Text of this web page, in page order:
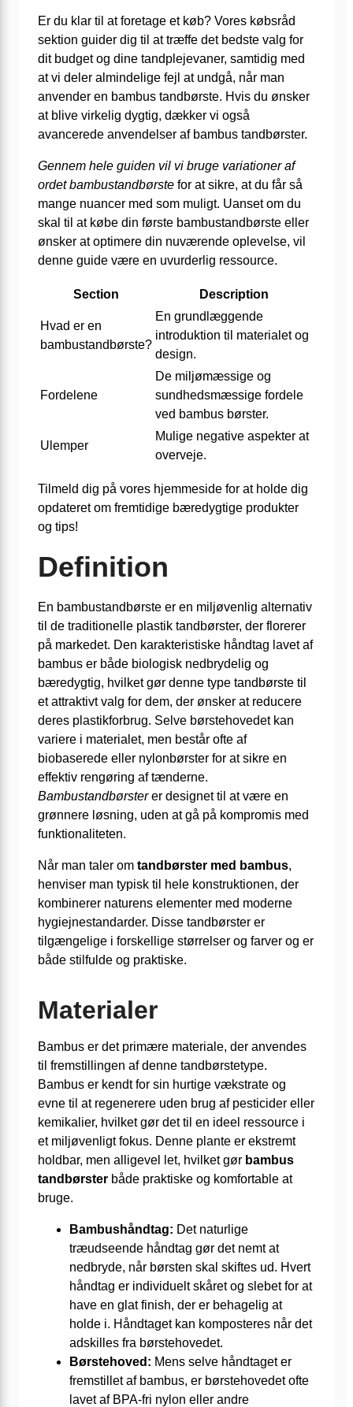
Er du klar til at foretage et køb? Vores købsråd
sektion guider dig til at træffe det bedste valg for
dit budget og dine tandplejevaner, samtidig med
at vi deler almindelige fejl at undgå, når man
anvender en bambus tandbørste. Hvis du ønsker
at blive virkelig dygtig, dækker vi også
avancerede anvendelser af bambus tandbørster.
Gennem hele guiden vil vi bruge variationer af
ordet bambustandbørste for at sikre, at du får så
mange nuancer med som muligt. Uanset om du
skal til at købe din første bambustandbørste eller
ønsker at optimere din nuværende oplevelse, vil
denne guide være en uvurderlig ressource.
Section Description
Hvad er en
bambustandbørste?
En grundlæggende
introduktion til materialet og
design.
Fordelene
De miljømæssige og
sundhedsmæssige fordele
ved bambus børster.
Ulemper
Mulige negative aspekter at
overveje.
Tilmeld dig på vores hjemmeside for at holde dig
opdateret om fremtidige bæredygtige produkter
og tips!
Definition
En bambustandbørste er en miljøvenlig alternativ
til de traditionelle plastik tandbørster, der florerer
på markedet. Den karakteristiske håndtag lavet af
bambus er både biologisk nedbrydelig og
bæredygtig, hvilket gør denne type tandbørste til
et attraktivt valg for dem, der ønsker at reducere
deres plastikforbrug. Selve børstehovedet kan
variere i materialet, men består ofte af
biobaserede eller nylonbørster for at sikre en
effektiv rengøring af tænderne.
Bambustandbørsterer designet til at være en
grønnere løsning, uden at gå på kompromis med
funktionaliteten.
Når man taler om tandbørster med bambus,
henviser man typisk til hele konstruktionen, der
kombinerer naturens elementer med moderne
hygiejnestandarder. Disse tandbørster er
tilgængelige i forskellige størrelser og farver og er
både stilfulde og praktiske.
Materialer
Bambus er det primære materiale, der anvendes
til fremstillingen af denne tandbørstetype.
Bambus er kendt for sin hurtige vækstrate og
evne til at regenerere uden brug af pesticider eller
kemikalier, hvilket gør det til en ideel ressource i
et miljøvenligt fokus. Denne plante er ekstremt
holdbar, men alligevel let, hvilket gør bambus
tandbørster både praktiske og komfortable at
bruge.
Bambushåndtag: Det naturlige
træudseende håndtag gør det nemt at
nedbryde, når børsten skal skiftes ud. Hvert
håndtag er individuelt skåret og slebet for at
have en glat finish, der er behagelig at
holde i. Håndtaget kan komposteres når det
adskilles fra børstehovedet.
Børstehoved: Mens selve håndtaget er
fremstillet af bambus, er børstehovedet ofte
lavet af BPA-fri nylon eller andre